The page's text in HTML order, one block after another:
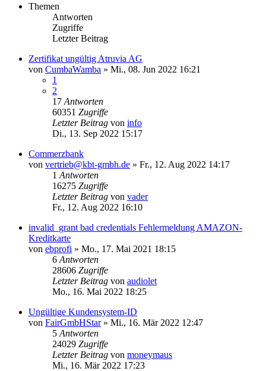
Themen
Antworten
Zugriffe
Letzter Beitrag
Zertifikat ungültig Atruvia AG
von CumbaWamba » Mi., 08. Jun 2022 16:21
1
2
17 Antworten
60351 Zugriffe
Letzter Beitrag von info
Di., 13. Sep 2022 15:17
Commerzbank
von vertrieb@kbt-gmbh.de » Fr., 12. Aug 2022 14:17
1 Antworten
16275 Zugriffe
Letzter Beitrag von vader
Fr., 12. Aug 2022 16:10
invalid_grant bad credentials Fehlermeldung AMAZON-
Kreditkarte
von ebprofi » Mo., 17. Mai 2021 18:15
6 Antworten
28606 Zugriffe
Letzter Beitrag von audiolet
Mo., 16. Mai 2022 18:25
Ungültige Kundensystem-ID
von FairGmbHStar» Mi., 16. Mär 2022 12:47
5 Antworten
24029 Zugriffe
Letzter Beitrag von moneymaus
Mi., 16. Mär 2022 17:23